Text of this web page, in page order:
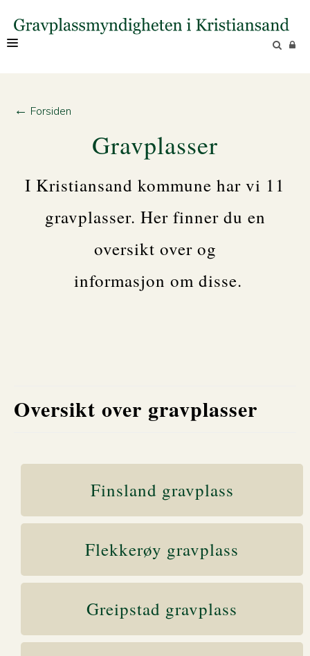
← Forsiden
Gravplasser
I Kristiansand kommune har vi 11
gravplasser. Her finner du en
oversikt over og
informasjon om disse.
Oversikt over gravplasser
Finsland gravplass
Flekkerøy gravplass
Greipstad gravplass